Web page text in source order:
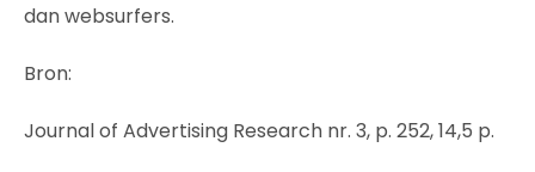
dan websurfers.
Bron:
Journal of Advertising Research nr. 3, p. 252, 14,5 p.